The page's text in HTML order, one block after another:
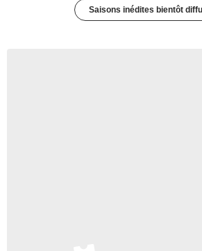
Saisons inédites bientôt